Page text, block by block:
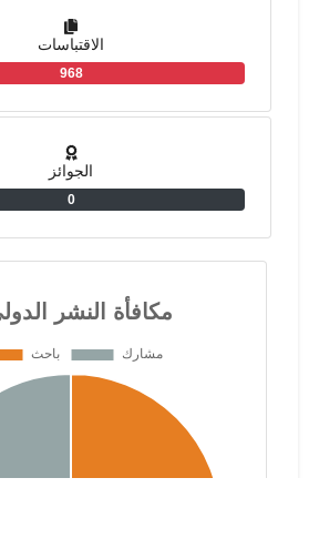
الاقتباسات
968
الجوائز
0